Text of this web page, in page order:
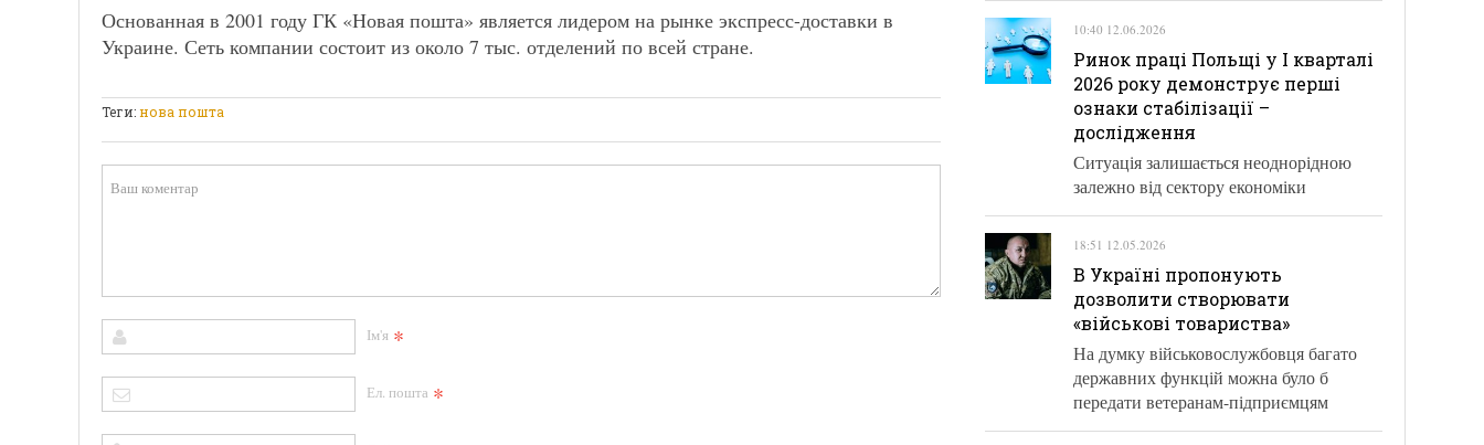
Основанная в 2001 году ГК «Новая пошта» является лидером на рынке экспресс-доставки в
Украине. Сеть компании состоит из около 7 тыс. отделений по всей стране.
Теги:нова пошта
Ім'я *
Ел. пошта *
10:40 12.06.2026
Ринок праці Польщі у І кварталі
2026 року демонструє перші
ознаки стабілізації –
дослідження
Ситуація залишається неоднорідною
залежно від сектору економіки
18:51 12.05.2026
В Україні пропонують
дозволити створювати
«військові товариства»
На думку військовослужбовця багато
державних функцій можна було б
передати ветеранам-підприємцям